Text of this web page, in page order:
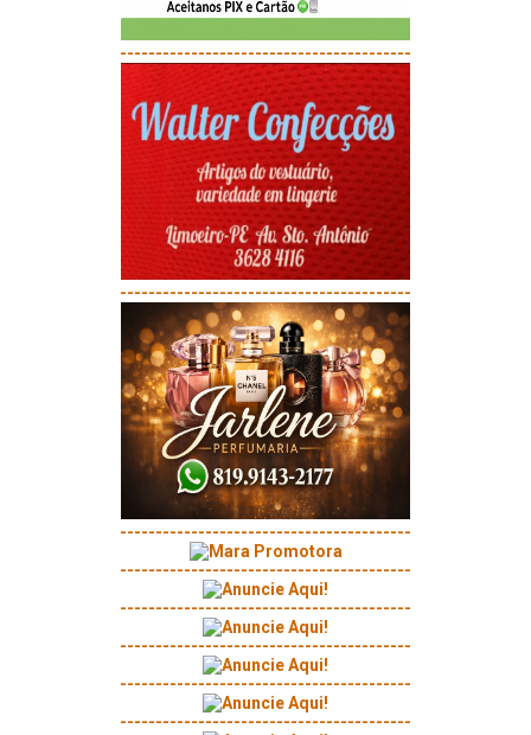
-----------------------------------------
-----------------------------------------
-----------------------------------------
-----------------------------------------
-----------------------------------------
-----------------------------------------
-----------------------------------------
-----------------------------------------